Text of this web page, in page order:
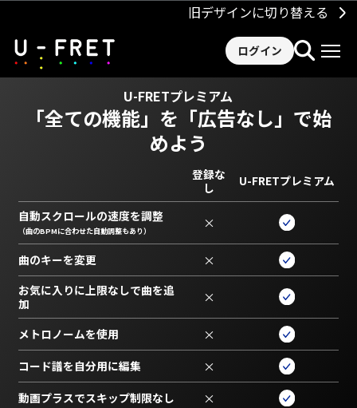
旧デザインに切り替える
ログイン
U-FRETプレミアム
「全ての機能」を 「広告なし」で始
めよう
登録な
し
U-FRETプレミアム
自動スクロールの速度を調整
（曲のBPMに合わせた自動調整もあり） ×
曲のキーを変更 ×
お気に入りに上限なしで曲を追
加
×
メトロノームを使用 ×
コード譜を自分用に編集 ×
動画プラスでスキップ制限なし ×